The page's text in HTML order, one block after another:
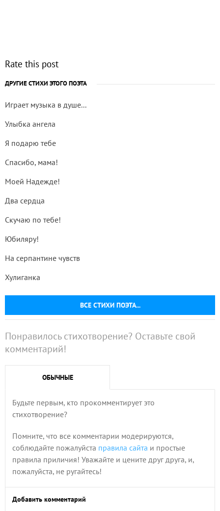
Rate this post
ДРУГИЕ СТИХИ ЭТОГО ПОЭТА
ВСЕ СТИХИ ПОЭТА...
Играет музыка в душе...
Улыбка ангела
Я подарю тебе
Спасибо, мама!
Моей Надежде!
Два сердца
Скучаю по тебе!
Юбиляру!
На серпантине чувств
Хулиганка
Понравилось стихотворение? Оставьте свой
комментарий!
ОБЫЧНЫЕ
Будьте первым, кто прокомментирует это
стихотворение?
Помните, что все комментарии модерируются,
соблюдайте пожалуйста правила сайта и простые
правила приличия! Уважайте и цените друг друга, и,
пожалуйста, не ругайтесь!
Добавить комментарий